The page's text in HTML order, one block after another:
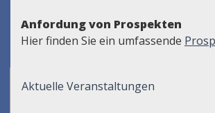
Anfordung von Prospekten
Hier finden Sie ein umfassende
Aktuelle Veranstaltungen